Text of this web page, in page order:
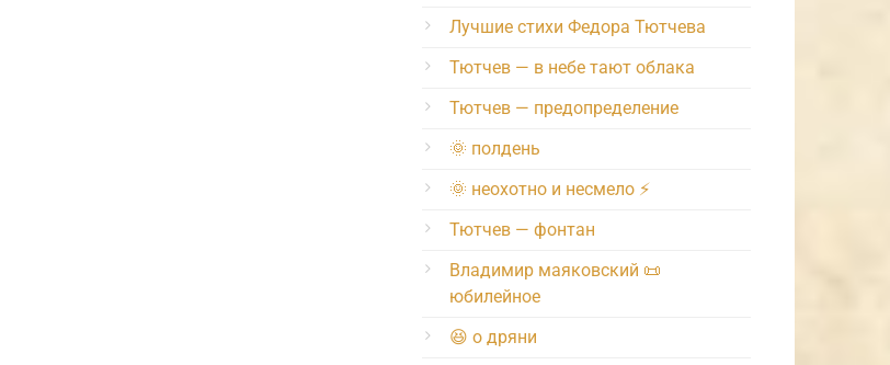
Лучшие стихи Федора Тютчева
Тютчев — в небе тают облака
Тютчев — предопределение
🌞 полдень
🌞 неохотно и несмело ⚡️
Тютчев — фонтан
Владимир маяковский 📜
юбилейное
😆 о дряни